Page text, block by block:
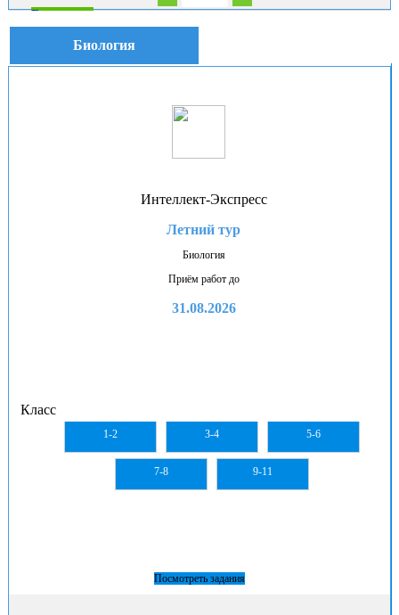
В корзину
Биология
Интеллект-Экспресс
Летний тур
Биология
Приём работ до
31.08.2026
Класс
1-2 3-4 5-6
7-8 9-11
Посмотреть задания